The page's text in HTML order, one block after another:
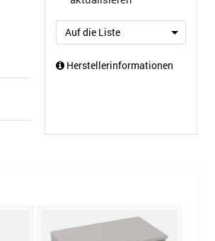
Auf die Liste
Herstellerinformationen